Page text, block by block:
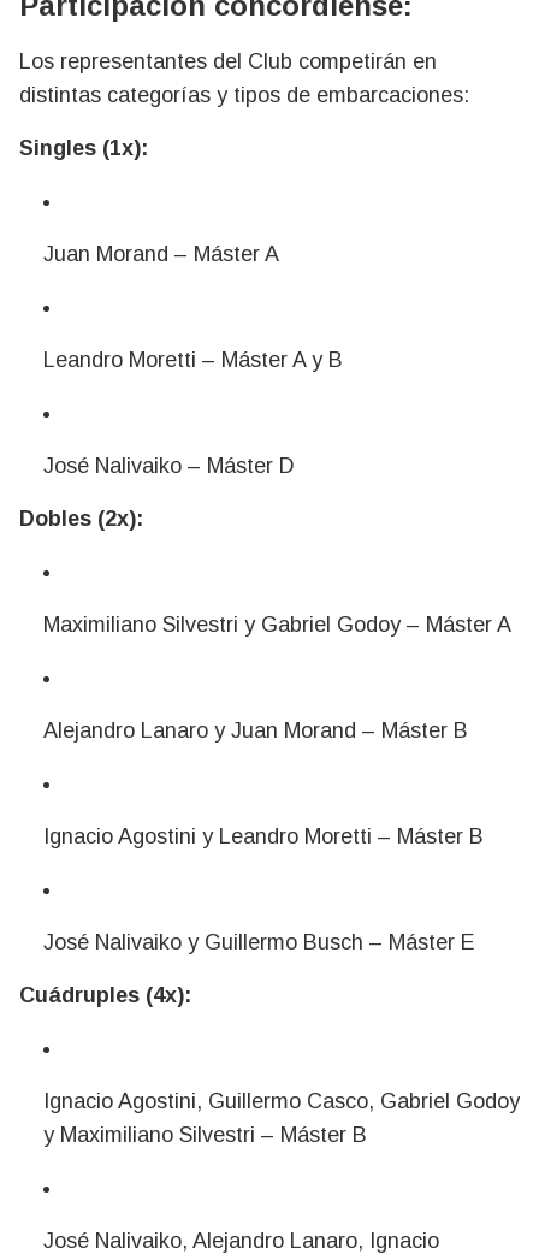
Los representantes del Club competirán en
distintas categorías y tipos de embarcaciones:
Singles (1x):
Juan Morand – Máster A
Leandro Moretti – Máster A y B
José Nalivaiko – Máster D
Dobles (2x):
Maximiliano Silvestri y Gabriel Godoy – Máster A
Alejandro Lanaro y Juan Morand – Máster B
Ignacio Agostini y Leandro Moretti – Máster B
José Nalivaiko y Guillermo Busch – Máster E
Cuádruples (4x):
Ignacio Agostini, Guillermo Casco, Gabriel Godoy
y Maximiliano Silvestri – Máster B
José Nalivaiko, Alejandro Lanaro, Ignacio